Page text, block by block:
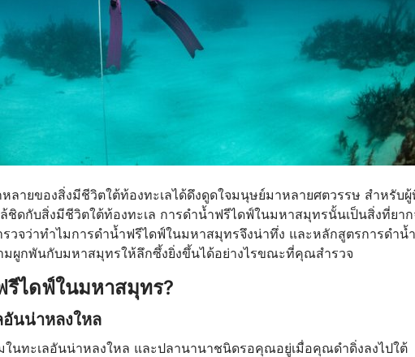
ายของสิ่งมีชีวิตใต้ท้องทะเลได้ดึงดูดใจมนุษย์มาหลายศตวรรษ สำหรับผู้
ดกับสิ่งมีชีวิตใต้ท้องทะเล การดำน้ำฟรีไดฟ์ในมหาสมุทรนั้นเป็นสิ่งที่ยาก
วจว่าทำไมการดำน้ำฟรีไดฟ์ในมหาสมุทรจึงน่าทึ่ง และหลักสูตรการดำน้ำ
ผูกพันกับมหาสมุทรให้ลึกซึ้งยิ่งขึ้นได้อย่างไรขณะที่คุณสำรวจ
รีไดฟ์ในมหาสมุทร?
อันน่าหลงใหล
ในทะเลอันน่าหลงใหล และปลานานาชนิดรอคุณอยู่เมื่อคุณดำดิ่งลงไปใต้